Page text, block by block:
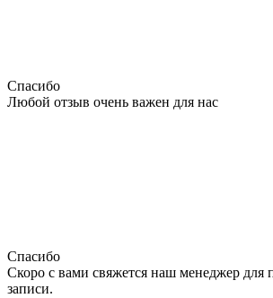
Спасибо
Любой отзыв очень важен для нас
Спасибо
Скоро с вами свяжется наш менеджер для
записи.